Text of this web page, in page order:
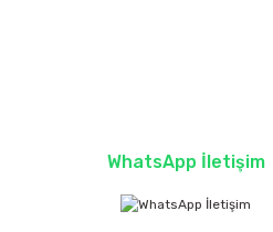
WhatsApp İletişim